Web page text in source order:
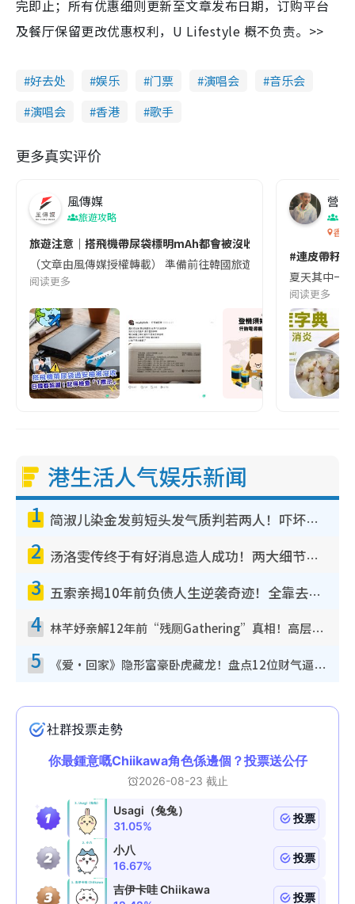
完即止；所有优惠细则更新至文章发布日期，订购平台
及餐厅保留更改优惠权利，U Lifestyle 概不负责。>>
好去处 娱乐 门票 演唱会
音乐会
演唱会
香港 歌手
更多真实评价
風傳媒
旅遊攻略
旅遊注意｜搭飛機帶尿袋標明mAh都會被沒收😱出發前切記檢查
（文章由風傳媒授權轉載） 準備前往韓國旅遊的民眾，近期要
阅读更多
營養
香港
#連皮帶籽
夏天其中一
阅读更多
港生活人气娱乐新闻
1 简淑儿染金发剪短头发气质判若两人！吓坏老公麦大力都认不出：“你做什么？”
2 汤洛雯传终于有好消息造人成功！两大细节曝孕味极浓引猜测：大肚婆先会咁！
3 五索亲揭10年前负债人生逆袭奇迹！全靠去一地方转运后即遇上马先生
4 林芊妤亲解12年前“残厕Gathering”真相！高层解约一句话重创尊严，至今拒返TVB
5 《爱·回家》隐形富豪卧虎藏龙！盘点12位财气逼人的有钱艺人：这位美女3亿身家不愁做